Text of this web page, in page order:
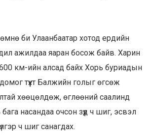
би Улаанбаатар хотод ердийн
ажилдаа яаран босож байв. Харин
км-ийн алсад байх Хорь буриадын
түүхт Балжийн голыг өгсөж
хөөцөлдөж, өглөөний саалинд
насандаа очсон зүүд ч шиг, эсвэл
ч шиг санагдах.